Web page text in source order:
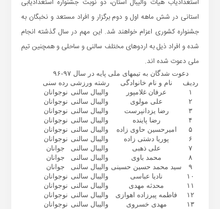
استانی در شش ماهه اول و دوم برگزار و افراد مستعد و نخبگان به
جشنواره کشوری اعزام خواهند شد. این مهم در سال گذشته انجام
شده و افراد ذیل به اردوهای مختلف سالنی و ساحلی و همچنین تیم
ملی دعوت شده اند.
دعوت شدگان به تیمهای ملی پایه در سال ۹۷-۹۶
ردیف
نام و نام خانوادگی رشته ورزشی رده سنی
۱
عرفان غلامپور والیبال سالنی نوجوانان
۲
علی مولوی والیبال سالنی نوجوانان
۳
رضا یزدانپرست والیبال سالنی نوجوانان
۴
رضا پاینده والیبال سالنی نوجوانان
۵
امیرحسین حاوی زاده والیبال سالنی نوجوانان
۶
پوریا دشتی زاده والیبال سالنی نوجوانان
۷
علی ذهبی والیبال سالنی
جوانان
۸
محمد باوی والیبال سالنی
جوانان
۹
سید محمد حسین حسینی والیبال سالنی
جوانان
۱۰
نادیا عباسی والیبال سالنی نوجوانان
۱۱
محدثه مهدی والیبال سالنی نوجوانان
۱۲
فاطمه پیرزاده اهوازی والیبال سالنی نوجوانان
۱۳
مهدی خسروی والیبال سالنی نوجوانان